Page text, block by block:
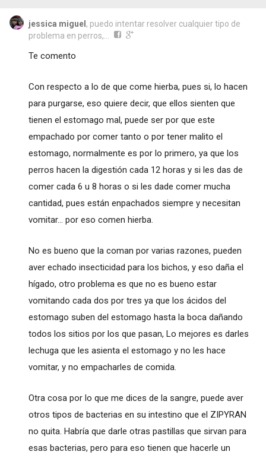
jessica miguel , puedo intentar resolver cualquier tipo de
problema en perros,...
Te comento
Con respecto a lo de que come hierba, pues si, lo hacen
para purgarse, eso quiere decir, que ellos sienten que
tienen el estomago mal, puede ser por que este
empachado por comer tanto o por tener malito el
estomago, normalmente es por lo primero, ya que los
perros hacen la digestión cada 12 horas y si les das de
comer cada 6 u 8 horas o si les dade comer mucha
cantidad, pues están enpachados siempre y necesitan
vomitar... por eso comen hierba.
No es bueno que la coman por varias razones, pueden
aver echado insecticidad para los bichos, y eso daña el
hígado, otro problema es que no es bueno estar
vomitando cada dos por tres ya que los ácidos del
estomago suben del estomago hasta la boca dañando
todos los sitios por los que pasan, Lo mejores es darles
lechuga que les asienta el estomago y no les hace
vomitar, y no empacharles de comida.
Otra cosa por lo que me dices de la sangre, puede aver
otros tipos de bacterias en su intestino que el ZIPYRAN
no quita. Habría que darle otras pastillas que sirvan para
esas bacterias, pero para eso tienen que hacerle un